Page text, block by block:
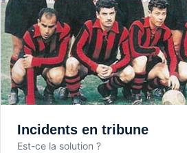
Incidents en tribune
Est-ce la solution ?